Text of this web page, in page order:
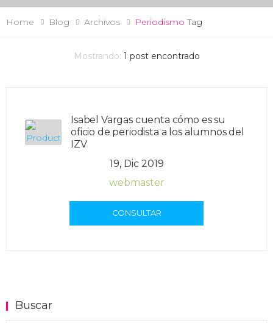
Home Blog Archivos Periodismo Tag
Mostrando: 1 post encontrado
Isabel Vargas cuenta cómo es su
oficio de periodista a los alumnos del
IZV
19, Dic 2019
webmaster
CONSULTAR
Buscar